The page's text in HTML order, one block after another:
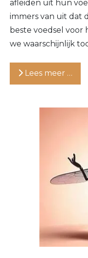
afleiden uit hun
immers van uit dat
beste voedsel voor
we waarschijnlijk
Lees meer …